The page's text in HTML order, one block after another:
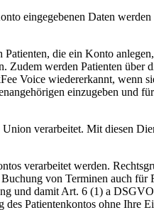
eingegebenen Daten werden
die ein Konto
Zudem werden Patienten über
Voice wiedererkannt, wenn
einzugeben und
verarbeitet. Mit diesen
verarbeitet werden.
von Terminen auch für
und damit Art. 6 (1) a
Patientenkontos ohne Ihre